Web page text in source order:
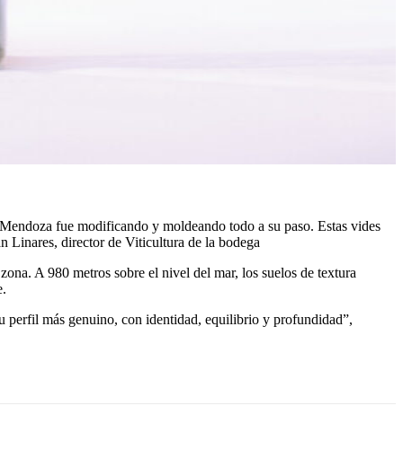
fue modificando y moldeando todo a su paso. Estas vides
Linares, director de Viticultura de la bodega
A 980 metros sobre el nivel del mar, los suelos de textura
perfil más genuino, con identidad, equilibrio y profundidad”,